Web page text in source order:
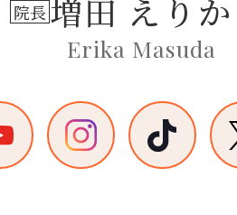
院長増田 えりか
Erika Masuda